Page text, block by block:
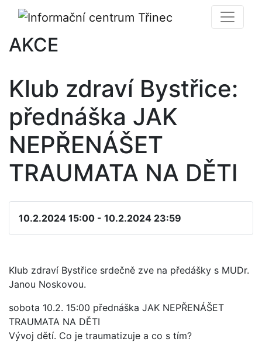
AKCE
Klub zdraví Bystřice:
přednáška JAK
NEPŘENÁŠET
TRAUMATA NA DĚTI
10.2.2024 15:00 - 10.2.2024 23:59
Klub zdraví Bystřice srdečně zve na předášky s MUDr.
Janou Noskovou.
sobota 10.2. 15:00 přednáška JAK NEPŘENÁŠET
TRAUMATA NA DĚTI
Vývoj dětí. Co je traumatizuje a co s tím?